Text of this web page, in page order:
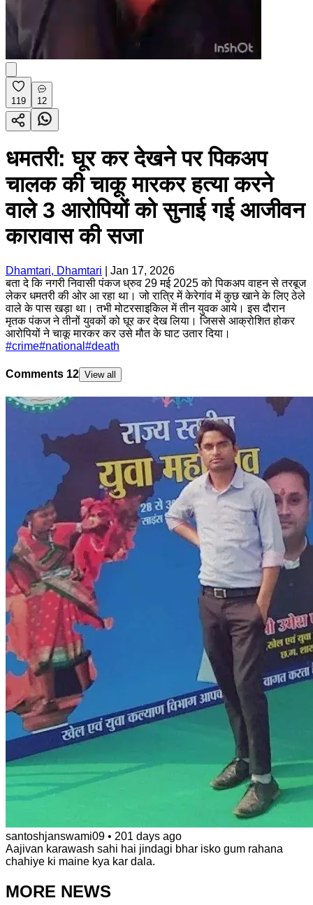
119 12
धमतरी: घूर कर देखने पर पिकअप
चालक की चाकू मारकर हत्या करने
वाले 3 आरोपियों को सुनाई गई आजीवन
कारावास की सजा
Dhamtari, Dhamtari
Jan 17, 2026
बता दे कि नगरी निवासी पंकज ध्रुव 29 मई 2025 को पिकअप वाहन से तरबूज
लेकर धमतरी की ओर आ रहा था। जो रात्रि में केरेगांव में कुछ खाने के लिए ठेले
वाले के पास खड़ा था। तभी मोटरसाइकिल में तीन युवक आये। इस दौरान
मृतक पंकज ने तीनों युवकों को घूर कर देख लिया। जिससे आक्रोशित होकर
आरोपियों ने चाकू मारकर कर उसे मौत के घाट उतार दिया।
#crime#national #death
Comments 12 View all
santoshjanswami09 • 201 days ago
Aajivan karawash sahi hai jindagi bhar isko gum rahana
chahiye ki maine kya kar dala.
MORE NEWS